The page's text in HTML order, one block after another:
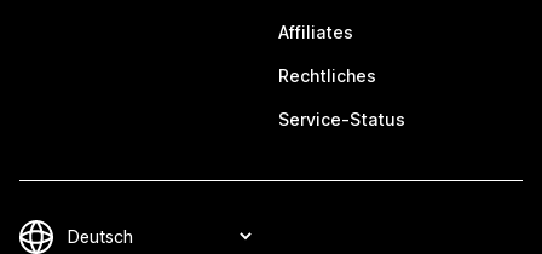
Affiliates
Rechtliches
Service-Status